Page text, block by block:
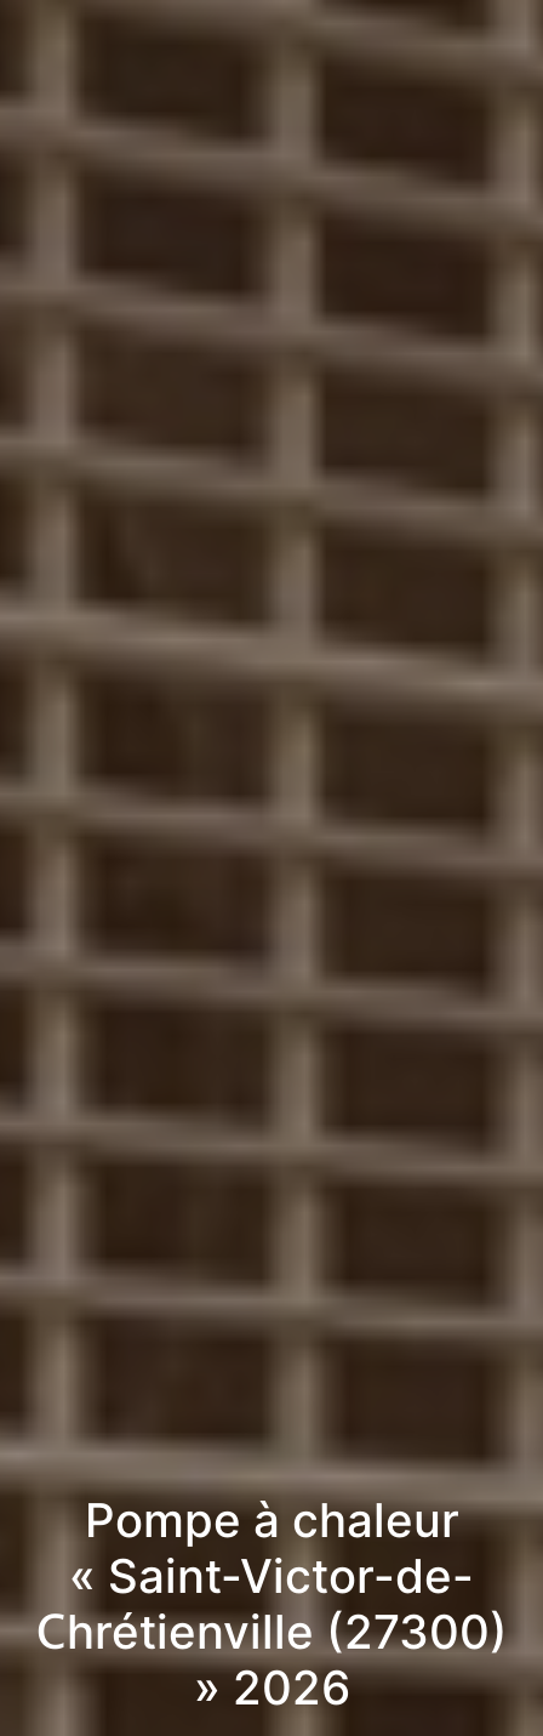
Pompe à chaleur
« Saint-Victor-de-
Chrétienville (27300)
» 2026